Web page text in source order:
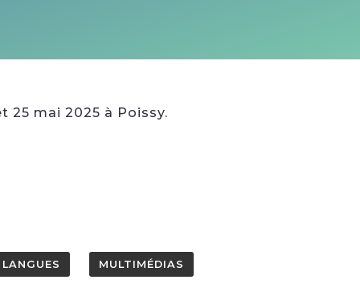
25 mai 2025 à Poissy.
LANGUES MULTIMÉDIAS